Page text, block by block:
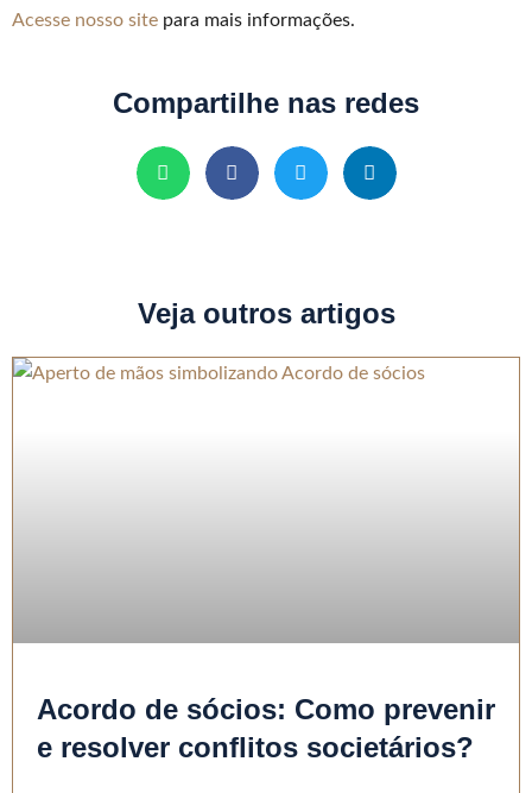
Acesse nosso site para mais informações.
Compartilhe nas redes
Veja outros artigos
Acordo de sócios: Como prevenir
e resolver conflitos societários?